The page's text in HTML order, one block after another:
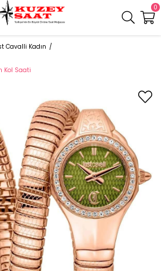
0
Cavalli Kadın
Kol Saati